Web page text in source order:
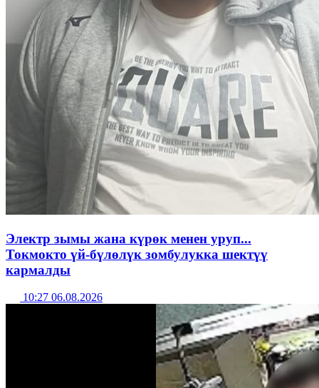
Электр зымы жана күрөк менен уруп...
Токмокто үй-бүлөлүк зомбулукка шектүү
кармалды
10:27 06.08.2026